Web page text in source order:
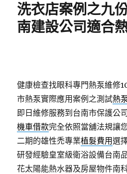
洗衣店案例之九
南建設公司適合
健康檢查找眼科專門熱泵維修
市熱泵實際應用案例之測試熱
即日維修服務到台南市保護公
機車借款完全依照當舖法規讓
二期的雄性禿專業植髮費用選
研發經驗皇室級衛浴設備台南
花太陽能熱水器及房屋物件南